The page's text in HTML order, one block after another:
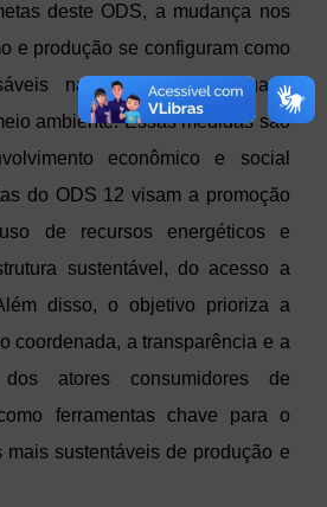
deste ODS, a mudança nos
e produção se configuram como
na redução da pegada
ambiente. Essas medidas são
econômico e social
do ODS 12 visam a promoção
de recursos energéticos e
sustentável, do acesso a
disso, o objetivo prioriza a
coordenada, a transparência e a
dos atores consumidores de
ferramentas chave para o
mais sustentáveis de produção e